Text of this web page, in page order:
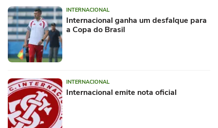
INTERNACIONAL
Internacional ganha um desfalque para
a Copa do Brasil
INTERNACIONAL
Internacional emite nota oficial